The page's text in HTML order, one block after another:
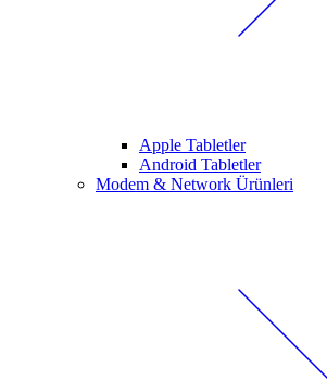
Apple Tabletler
Android Tabletler
Modem & Network Ürünleri